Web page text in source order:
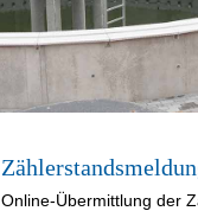
Online-Übermittlung der